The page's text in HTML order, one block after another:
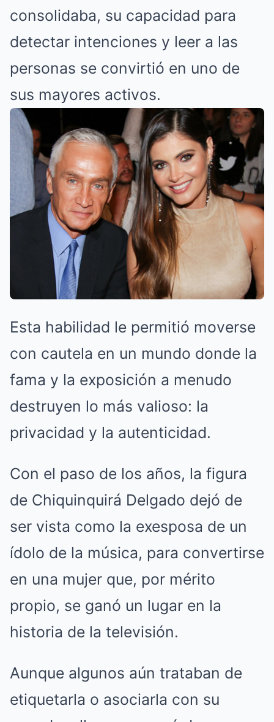
consolidaba, su capacidad para
detectar intenciones y leer a las
personas se convirtió en uno de
sus mayores activos.
Esta habilidad le permitió moverse
con cautela en un mundo donde la
fama y la exposición a menudo
destruyen lo más valioso: la
privacidad y la autenticidad.
Con el paso de los años, la figura
de Chiquinquirá Delgado dejó de
ser vista como la exesposa de un
ídolo de la música, para convertirse
en una mujer que, por mérito
propio, se ganó un lugar en la
historia de la televisión.
Aunque algunos aún trataban de
etiquetarla o asociarla con su